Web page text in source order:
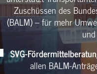
Zuschüssen des
(BALM) – für mehr
SVG-
allen BALM-